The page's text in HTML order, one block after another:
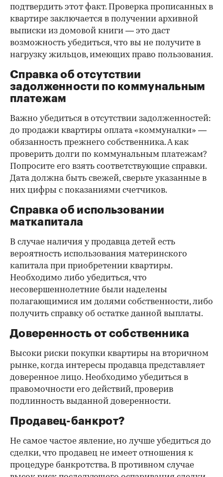
подтвердить этот факт. Проверка прописанных в
квартире заключается в получении архивной
выписки из домовой книги — это даст
возможность убедиться, что вы не получите в
нагрузку жильцов, имеющих право пользования.
Справка об отсутствии
задолженности по коммунальным
платежам
Важно убедиться в отсутствии задолженностей:
до продажи квартиры оплата «коммуналки» —
обязанность прежнего собственника. А как
проверить долги по коммунальным платежам?
Попросите его взять соответствующие справки.
Дата должна быть свежей, сверьте указанные в
них цифры с показаниями счетчиков.
Справка об использовании
маткапитала
В случае наличия у продавца детей есть
вероятность использования материнского
капитала при приобретении квартиры.
Необходимо либо убедиться, что
несовершеннолетние были наделены
полагающимися им долями собственности, либо
получить справку об остатке данной выплаты.
Доверенность от собственника
Высоки риски покупки квартиры на вторичном
рынке, когда интересы продавца представляет
доверенное лицо. Необходимо убедиться в
правомочности его действий, проверив
подлинность выданной доверенности.
Продавец-банкрот?
Не самое частое явление, но лучше убедиться до
сделки, что продавец не имеет отношения к
процедуре банкротства. В противном случае